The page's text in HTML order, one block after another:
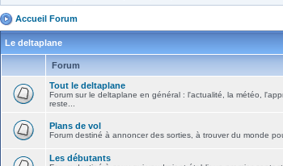
Accueil Forum
Le deltaplane
Forum
Tout le deltaplane
Forum sur le deltaplane en général : l'actualité, la météo,
reste...
Plans de vol
Forum destiné à annoncer des sorties, à trouver du monde
Les débutants